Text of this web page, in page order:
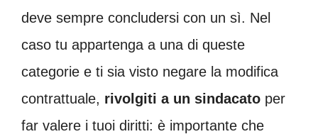
deve sempre concludersi con un sì. Nel
caso tu appartenga a una di queste
categorie e ti sia visto negare la modifica
contrattuale, rivolgiti a un sindacato per
far valere i tuoi diritti: è importante che